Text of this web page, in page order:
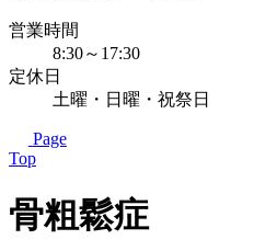
営業時間
8:30～17:30
定休日
土曜・日曜・祝祭日
Page
Top
骨粗鬆症